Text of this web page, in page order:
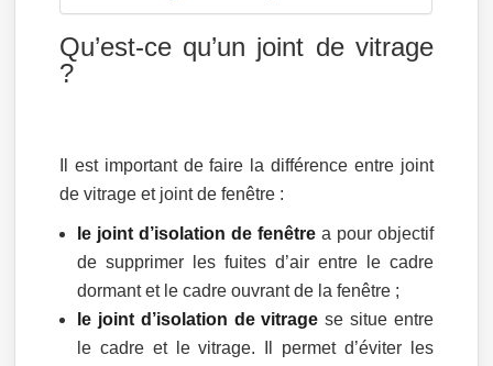
Qu’est-ce qu’un joint de vitrage
?
Il est important de faire la différence entre joint
de vitrage et joint de fenêtre :
le joint d’isolation de fenêtrea pour objectif
de supprimer les fuites d’air entre le cadre
dormant et le cadre ouvrant de la fenêtre ;
le joint d’isolation de vitrage se situe entre
le cadre et le vitrage. Il permet d’éviter les